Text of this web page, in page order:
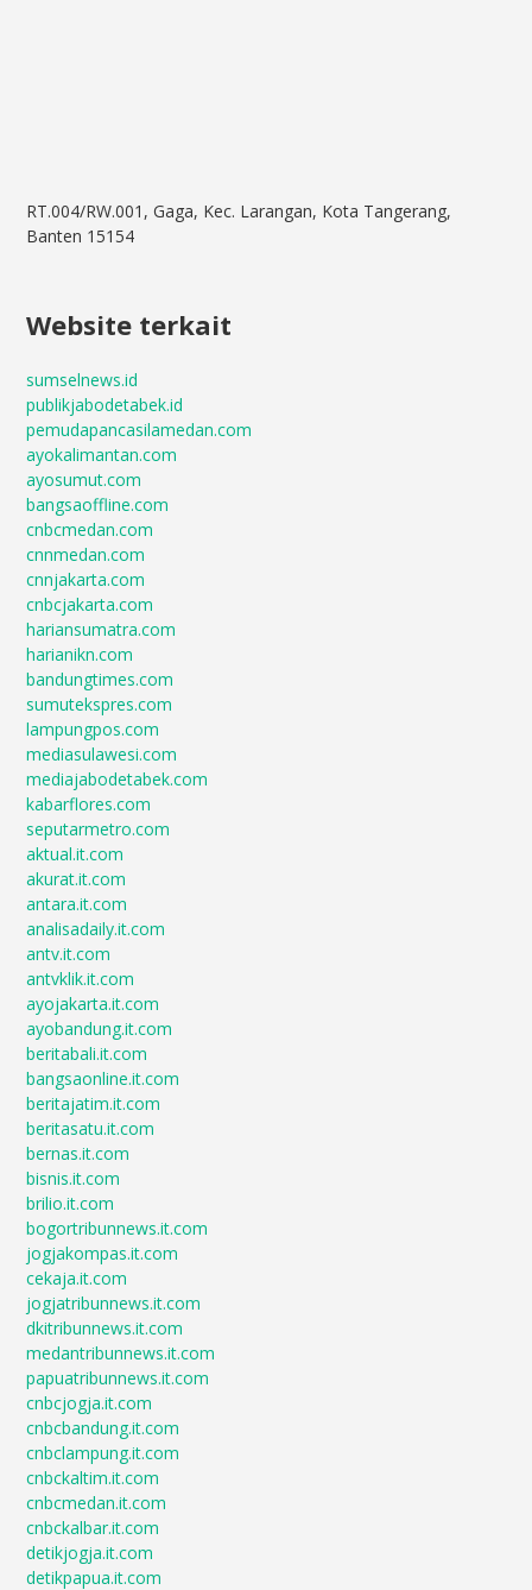
RT.004/RW.001, Gaga, Kec. Larangan, Kota Tangerang,
Banten 15154
Website terkait
sumselnews.id
publikjabodetabek.id
pemudapancasilamedan.com
ayokalimantan.com
ayosumut.com
bangsaoffline.com
cnbcmedan.com
cnnmedan.com
cnnjakarta.com
cnbcjakarta.com
hariansumatra.com
harianikn.com
bandungtimes.com
sumutekspres.com
lampungpos.com
mediasulawesi.com
mediajabodetabek.com
kabarflores.com
seputarmetro.com
aktual.it.com
akurat.it.com
antara.it.com
analisadaily.it.com
antv.it.com
antvklik.it.com
ayojakarta.it.com
ayobandung.it.com
beritabali.it.com
bangsaonline.it.com
beritajatim.it.com
beritasatu.it.com
bernas.it.com
bisnis.it.com
brilio.it.com
bogortribunnews.it.com
jogjakompas.it.com
cekaja.it.com
jogjatribunnews.it.com
dkitribunnews.it.com
medantribunnews.it.com
papuatribunnews.it.com
cnbcjogja.it.com
cnbcbandung.it.com
cnbclampung.it.com
cnbckaltim.it.com
cnbcmedan.it.com
cnbckalbar.it.com
detikjogja.it.com
detikpapua.it.com